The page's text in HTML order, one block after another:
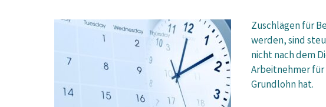
Zuschlägen für
werden, sind
nicht nach dem
Arbeitnehmer für
Grundlohn hat.